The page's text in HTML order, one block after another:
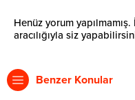
Henüz yorum
aracılığıyla siz
Benzer Konular